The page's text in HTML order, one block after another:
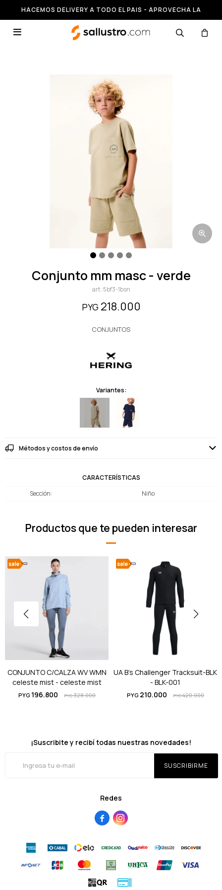
HACEMOS DELIVERY A TODO EL PAIS - APROVECHA LA
RUNNING HASTA 50% OFF

conjunto mm masc - verde
5bf3-1bsn
PYG 218.000
CONJUNTOS
Variantes:
Métodos y costos de envío
CARACTERÍSTICAS
Sección
Niño
Productos que te pueden interesar
CONJUNTO C/CALZA WV WMN
celeste mist - celeste mist
PYG 196.800 PYG328.000
UA B's Challenger Tracksuit-BLK
- BLK-001
PYG 210.000 PYG420.000
Redes
 
¡Suscribite y recibí todas nuestras novedades!
SUSCRIBIRME